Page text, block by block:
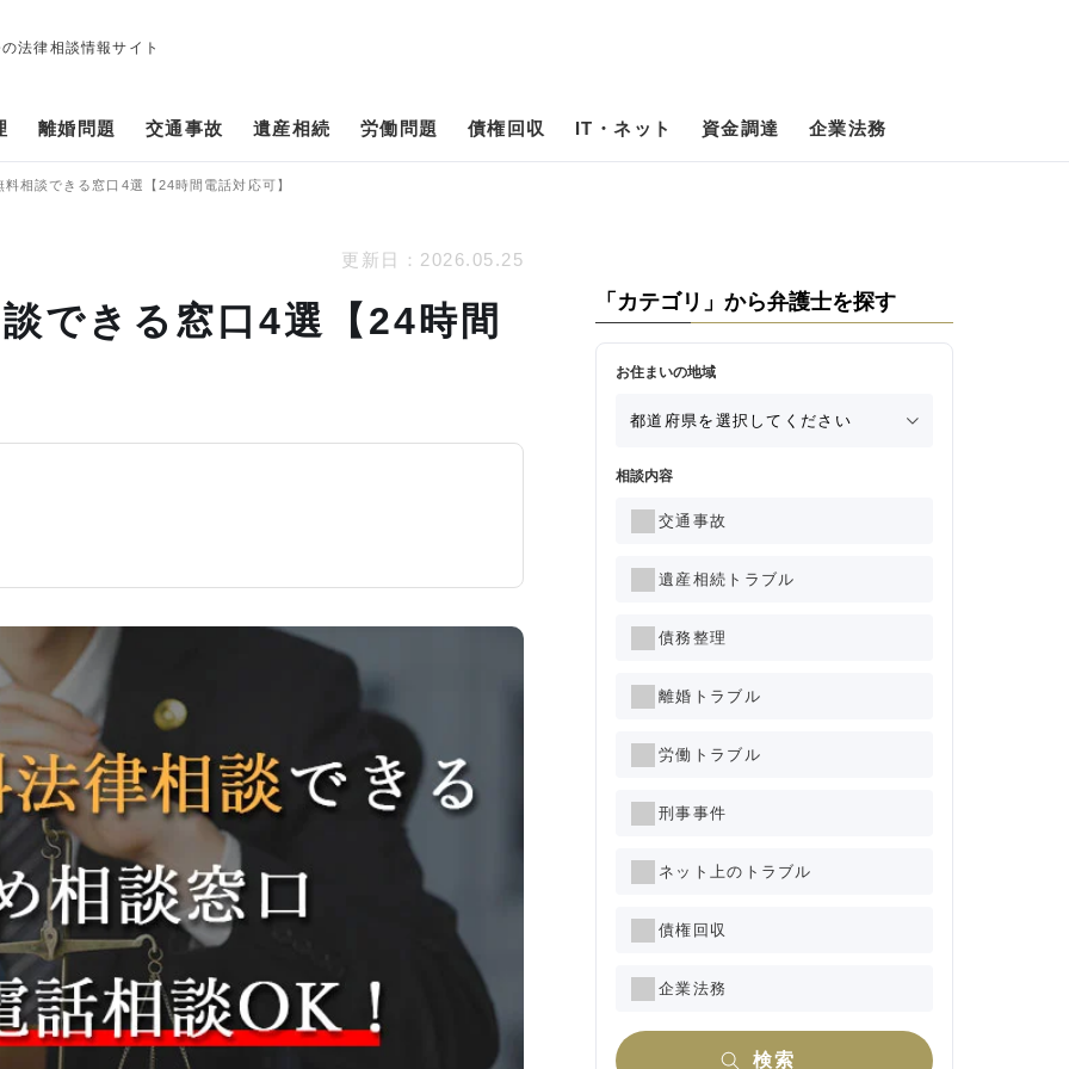
法律相談情報サイト
離婚問題 交通事故 遺産相続 労働問題 債権回収 IT・ネット 資金調達 企業法務
相談できる窓口4選【24時間電話対応可】
更新日： 2026.05.25
できる窓口4選【24時間 「カテゴリ」から弁護士を探す
お住まいの地域
相談内容
交通事故
遺産相続トラブル
債務整理
離婚トラブル
労働トラブル
刑事事件
ネット上のトラブル
債権回収
企業法務
検索